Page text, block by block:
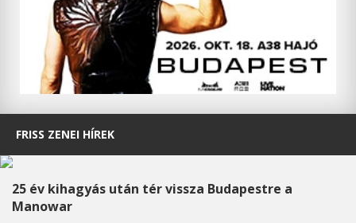
FRISS ZENEI HÍREK
25 év kihagyás után tér vissza Budapestre a
Manowar